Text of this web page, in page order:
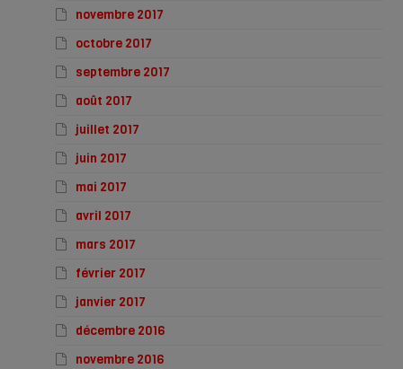
novembre 2017
octobre 2017
septembre 2017
août 2017
juillet 2017
juin 2017
mai 2017
avril 2017
mars 2017
février 2017
janvier 2017
décembre 2016
novembre 2016